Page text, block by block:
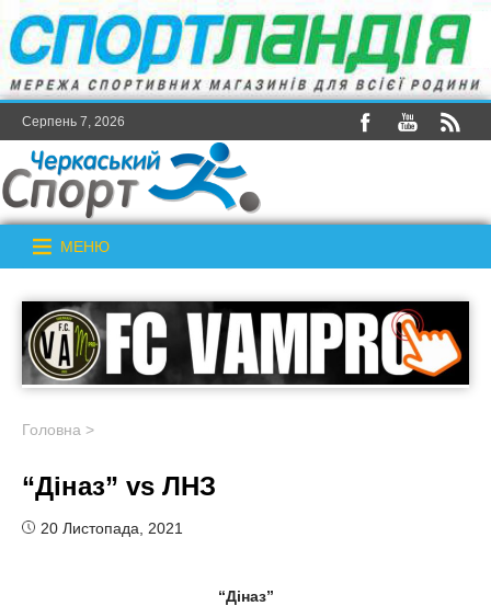
Серпень 7, 2026
МЕНЮ
Головна >
“Діназ” vs ЛНЗ
20 Листопада, 2021
“Діназ”